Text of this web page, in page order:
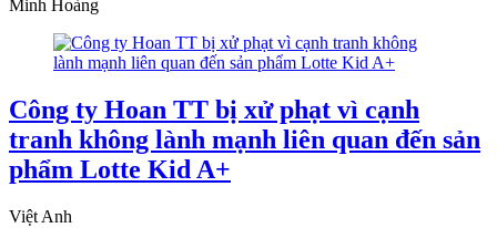
Minh Hoàng
Công ty Hoan TT bị xử phạt vì cạnh
tranh không lành mạnh liên quan đến sản
phẩm Lotte Kid A+
Việt Anh